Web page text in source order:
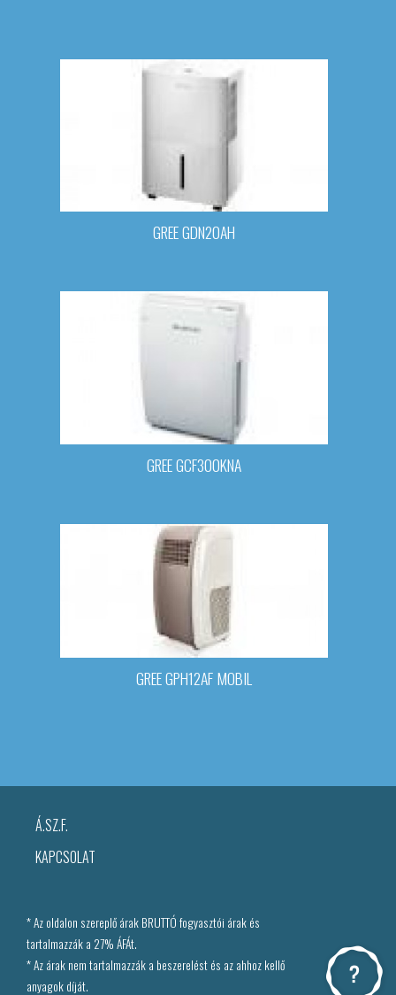
GREE GDN20AH
GREE GCF300KNA
GREE GPH12AF MOBIL
Á.SZ.F.
KAPCSOLAT
* Az oldalon szereplő árak BRUTTÓ fogyasztói árak és
tartalmazzák a 27% ÁFÁt.
* Az árak nem tartalmazzák a beszerelést és az ahhoz kellő
anyagok díját.